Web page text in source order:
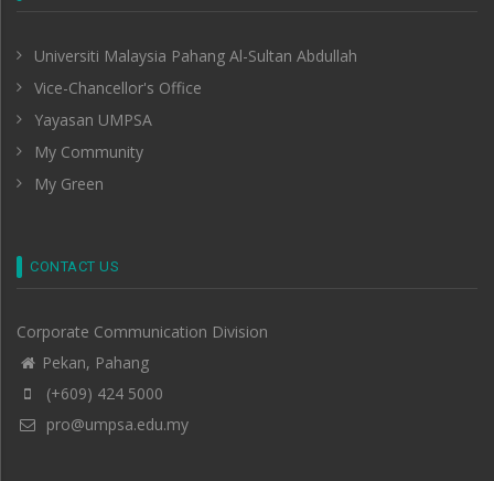
Universiti Malaysia Pahang Al-Sultan Abdullah
Vice-Chancellor's Office
Yayasan UMPSA
My Community
My Green
CONTACT US
Corporate Communication Division
Pekan, Pahang
(+609) 424 5000
pro@umpsa.edu.my